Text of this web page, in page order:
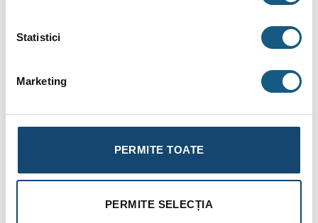
Statistici
Marketing
PERMITE TOATE
PERMITE SELECȚIA
RECENZII (0)